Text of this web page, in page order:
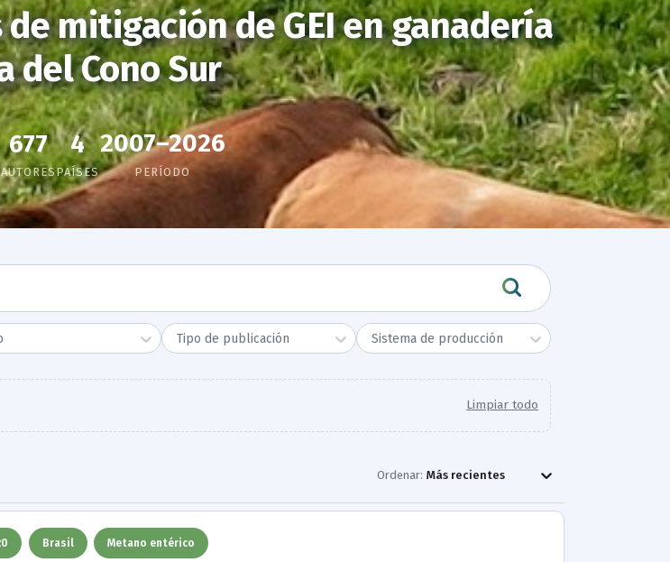
mitigación de GEI en ganadería
del Cono Sur
677
AUTORES
4
PAÍSES
2007–2026
PERÍODO
Tipo de publicación Sistema de producción
Limpiar todo
Ordenar: Más recientes
Brasil Metano entérico